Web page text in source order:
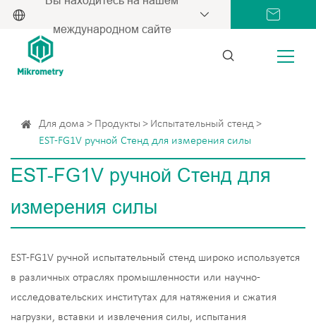
международном сайте
Для дома Продукты
Испытательный стенд
EST-FG1V ручной Стенд для измерения силы
EST-FG1V ручной Стенд для
измерения силы
EST-FG1V ручной испытательный стенд широко используется
в различных отраслях промышленности или научно-
исследовательских институтах для натяжения и сжатия
нагрузки, вставки и извлечения силы, испытания